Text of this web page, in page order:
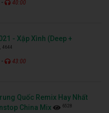
- 40:00
- Xập Xình (Deep +
4644
- 43:00
Quốc Remix Hay Nhất
China Mix
6528